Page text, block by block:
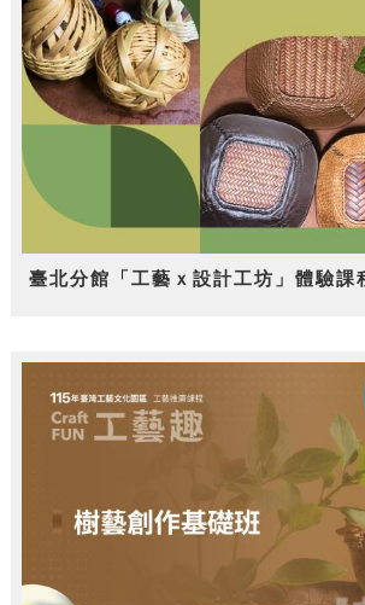
臺北分館「工藝ｘ設計工坊」體驗課